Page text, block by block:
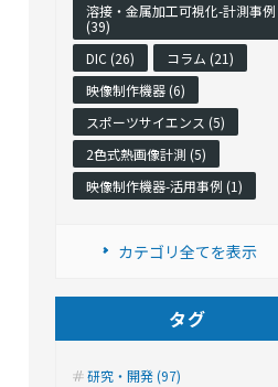
溶接・金属加工可視化-計測事例
(39)
DIC (26)
コラム (21)
映像制作機器 (6)
スポーツサイエンス (5)
2色式熱画像計測 (5)
映像制作機器-活用事例 (1)
カテゴリ全てを表示
タグ
研究・開発 (97)